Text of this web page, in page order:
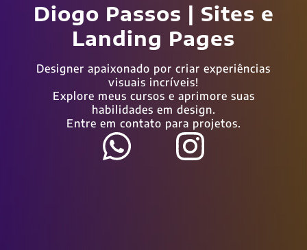
Diogo Passos | Sites e
Landing Pages
Designer apaixonado por criar experiências
visuais incríveis!
Explore meus cursos e aprimore suas
habilidades em design.
Entre em contato para projetos.